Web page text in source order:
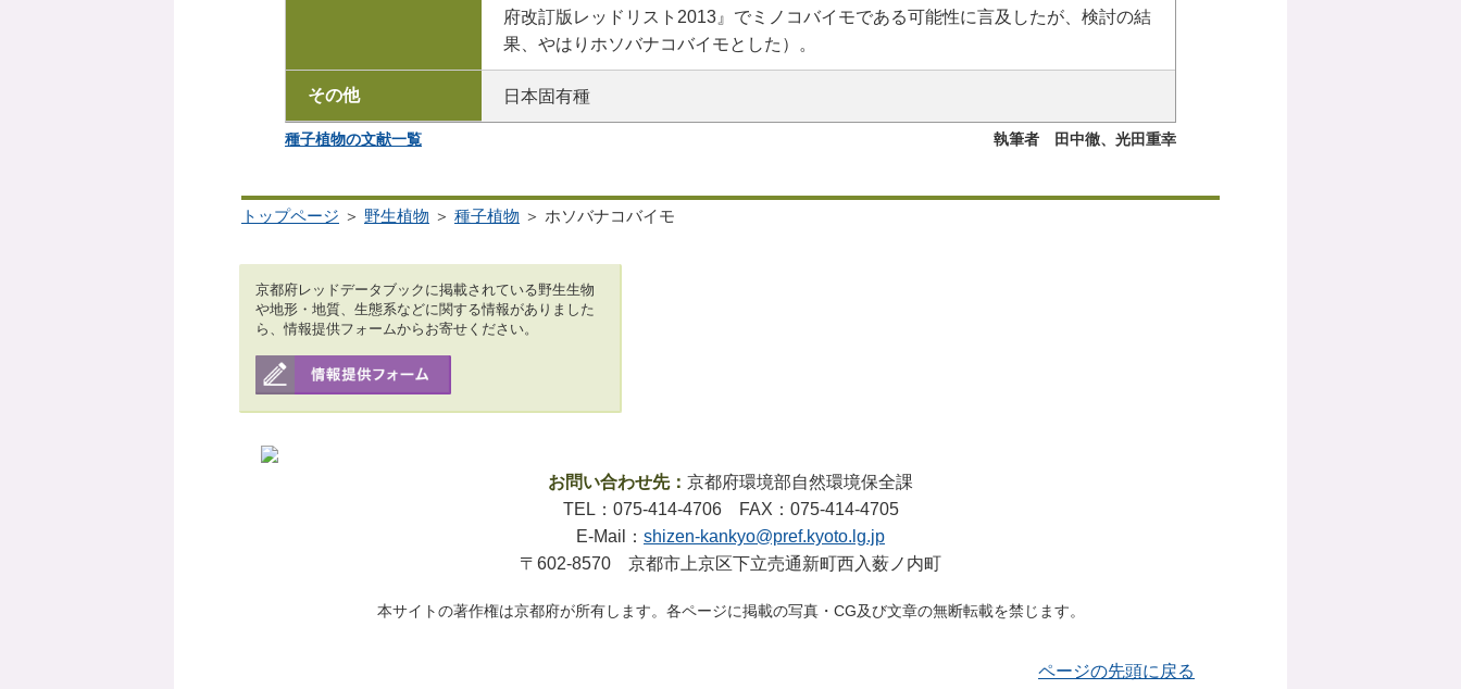
府改訂版レッドリスト2013』でミノコバイモである可能性に言及したが、検討の結
果、やはりホソバナコバイモとした）。
その他 日本固有種
種子植物の文献一覧 執筆者 田中徹、光田重幸
トップページ ＞ 野生植物 ＞ 種子植物 ＞ ホソバナコバイモ
京都府レッドデータブックに掲載されている野生生物
や地形・地質、生態系などに関する情報がありました
ら、情報提供フォームからお寄せください。
お問い合わせ先： 京都府環境部自然環境保全課
TEL：075-414-4706 FAX：075-414-4705
E-Mail： shizen-kankyo@pref.kyoto.lg.jp
〒602-8570 京都市上京区下立売通新町西入薮ノ内町
本サイトの著作権は京都府が所有します。各ページに掲載の写真・CG及び文章の無断転載を禁じます。
ページの先頭に戻る